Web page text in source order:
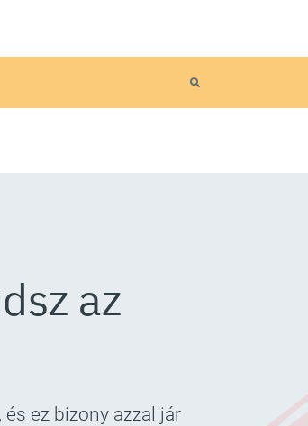
az
ez bizony azzal jár